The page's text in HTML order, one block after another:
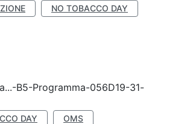
NO TOBACCO DAY
B5-Programma-056D19-31-
DAY OMS